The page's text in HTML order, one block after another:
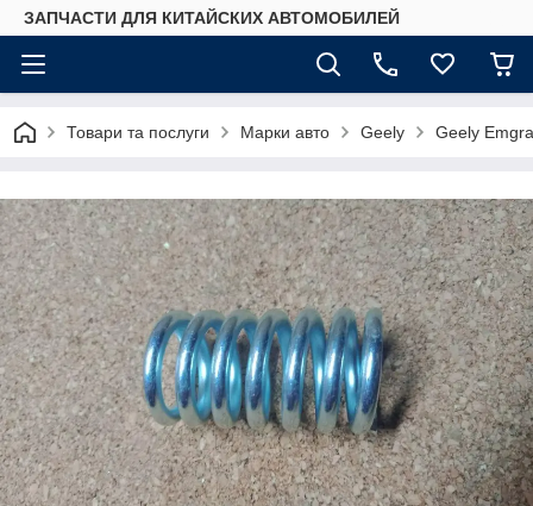
ЗАПЧАСТИ ДЛЯ КИТАЙСКИХ АВТОМОБИЛЕЙ
Товари та послуги Марки авто Geely Geely